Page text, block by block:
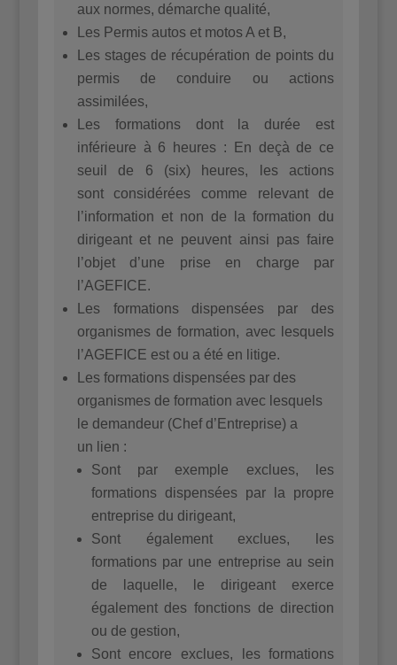
aux normes, démarche qualité,
Les Permis autos et motos A et B,
Les stages de récupération de points du
permis de conduire ou actions
assimilées,
Les formations dont la durée est
inférieure à 6 heures : En deçà de ce
seuil de 6 (six) heures, les actions
sont considérées comme relevant de
l’information et non de la formation du
dirigeant et ne peuvent ainsi pas faire
l’objet d’une prise en charge par
l’AGEFICE.
Les formations dispensées par des
organismes de formation, avec lesquels
l’AGEFICE est ou a été en litige.
Les formations dispensées par des
organismes de formation avec lesquels
le demandeur (Chef d’Entreprise) a
un lien :
Sont par exemple exclues, les
formations dispensées par la propre
entreprise du dirigeant,
Sont également exclues, les
formations par une entreprise au sein
de laquelle, le dirigeant exerce
également des fonctions de direction
ou de gestion,
Sont encore exclues, les formations